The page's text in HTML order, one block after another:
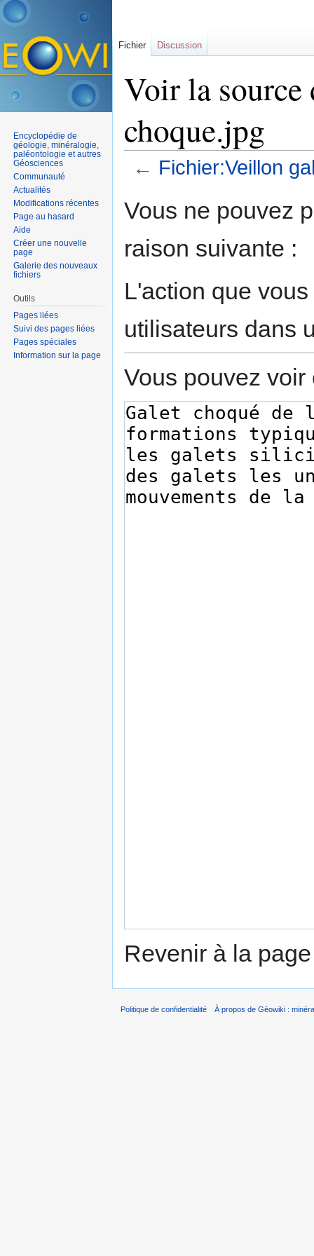
Voir la
choque.jpg
← Fichier:Veillon
Vous ne pouvez
raison suivante :
L'action que
utilisateurs dans
Vous pouvez
Revenir à la
Fichier Discussion
Encyclopédie de
géologie, minéralogie,
paléontologie et autres
Géosciences
Communauté
Actualités
Modifications récentes
Page au hasard
Aide
Créer une nouvelle
page
Galerie des nouveaux
fichiers
Outils
Pages liées
Suivi des pages liées
Pages spéciales
Information sur la page
Politique de confidentialité À propos de Géowiki :